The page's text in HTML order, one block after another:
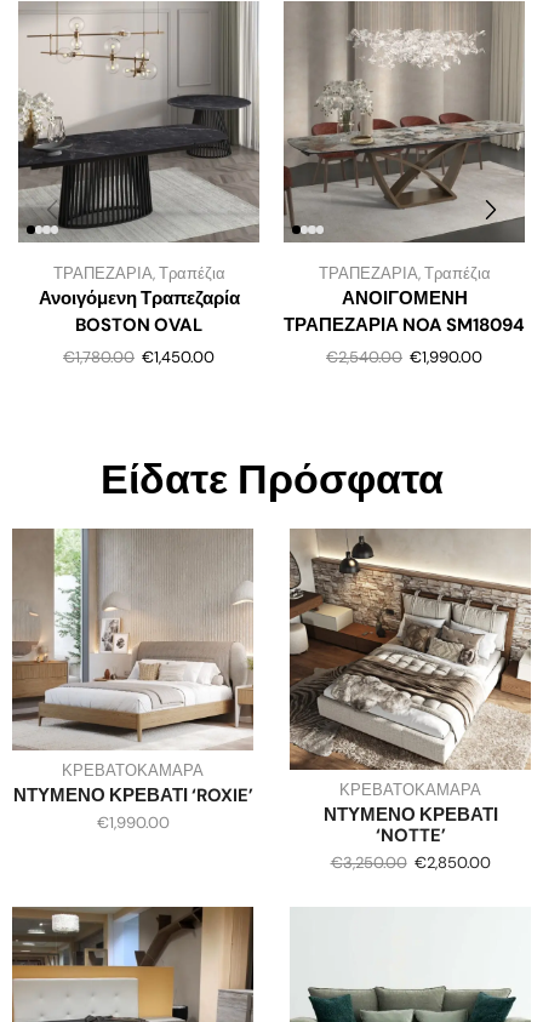
ΤΡΑΠΕΖΑΡΙΑ,Τραπέζια
Ανοιγόμενη Τραπεζαρία
BOSTON OVAL
€1,780.00 €1,450.00
ΤΡΑΠΕΖΑΡΙΑ,Τραπέζια
ΑΝΟΙΓΟΜΕΝΗ
ΤΡΑΠΕΖΑΡΙΑ NOA SM18094
€2,540.00 €1,990.00
Είδατε Πρόσφατα
ΚΡΕΒΑΤΟΚΑΜΑΡΑ
ΝΤΥΜΕΝΟ ΚΡΕΒΑΤΙ ‘ROXIE’
€1,990.00
ΚΡΕΒΑΤΟΚΑΜΑΡΑ
ΝΤΥΜΕΝΟ ΚΡΕΒΑΤΙ
‘NOTTE’
€3,250.00 €2,850.00